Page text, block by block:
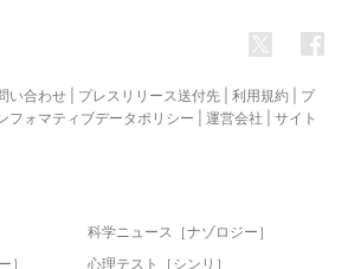
い合わせ プレスリリース送付先 利用規約
プ
フォマティブデータポリシー 運営会社
サイト
科学ニュース［ナゾロジー］
］
心理テスト［シンリ］